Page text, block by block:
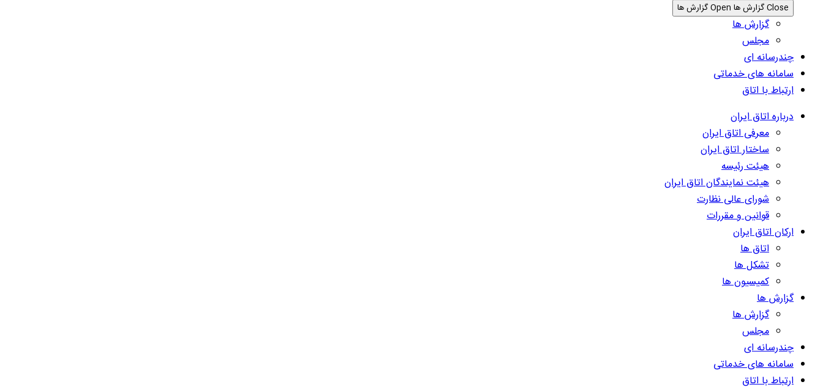
Close گزارش ها Open گزارش ها
گزارش ها
مجلس
چندرسانه ای
سامانه های خدماتی
ارتباط با اتاق
درباره اتاق ایران
معرفی اتاق ایران
ساختار اتاق ایران
هیئت رئیسه
هیئت نمایندگان اتاق ایران
شورای عالی نظارت
قوانین و مقررات
ارکان اتاق ایران
اتاق ها
تشکل ها
کمیسیون ها
گزارش ها
گزارش ها
مجلس
چندرسانه ای
سامانه های خدماتی
ارتباط با اتاق